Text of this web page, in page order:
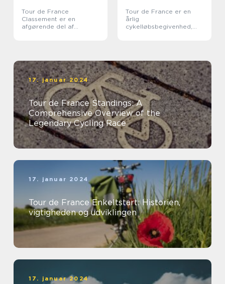
Tour de France
Classement er en
afgørende del af
Tour de France er en
årlig
cykelløbsbegivenhed,
17. januar 2024
Tour de France Standings: A
Comprehensive Overview of the
Legendary Cycling Race
17. januar 2024
Tour de France Enkeltstart: Historien,
vigtigheden og udviklingen
17. januar 2024